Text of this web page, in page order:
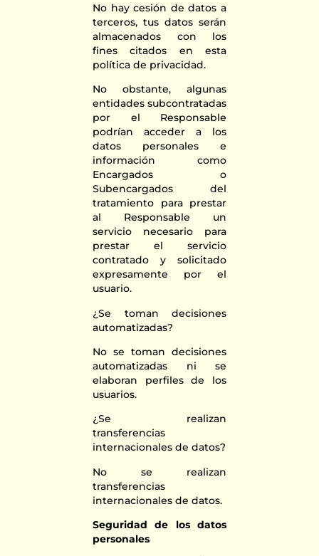
No hay cesión de datos a
terceros, tus datos serán
almacenados con los
fines citados en esta
política de privacidad.
No obstante, algunas
entidades subcontratadas
por el Responsable
podrían acceder a los
datos personales e
información como
Encargados o
Subencargados del
tratamiento para prestar
al Responsable un
servicio necesario para
prestar el servicio
contratado y solicitado
expresamente por el
usuario.
¿Se toman decisiones
automatizadas?
No se toman decisiones
automatizadas ni se
elaboran perfiles de los
usuarios.
¿Se realizan
transferencias
internacionales de datos?
No se realizan
transferencias
internacionales de datos.
Seguridad de los datos
personales